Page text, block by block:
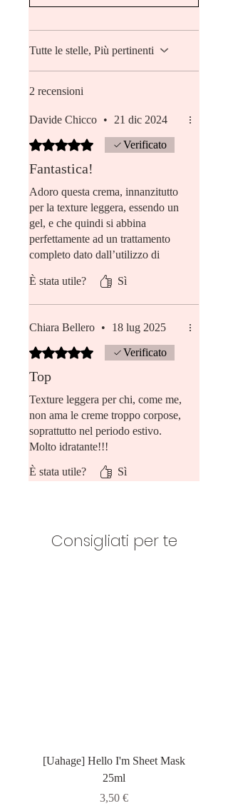
Root Ferment Filtrate, Biosaccharide
Gum-1, Disodium EDTA, Sodium
Chinensis Root Extract, Cetearyl
Ceramide NG, Cholesterol,
Phytosphingosine, Ceramide AS,
Tutte le stelle, Più pertinenti
2 recensioni
Davide Chicco • 21 dic 2024
Valutazione 5 stelle su 5.
Verificato
Fantastica!
Adoro questa crema, innanzitutto
per la texture leggera, essendo un
gel, e che quindi si abbina
perfettamente ad un trattamento
completo dato dall’utilizzo di
rossori, uniforma l’incarnato e
idrata molto, nonostante sia
generoso ad un prezzo più che
democratico! Direi più che
È stata utile? Sì
Chiara Bellero •
18 lug 2025
Valutazione 5 stelle su 5.
Verificato
Top
Texture leggera per chi, come me,
non ama le creme troppo corpose,
soprattutto nel periodo estivo.
Molto idratante!!!
È stata utile? Sì
Consigliati per te
[Uahage] Hello I'm Sheet Mask
25ml
Prezzo
3,50 €